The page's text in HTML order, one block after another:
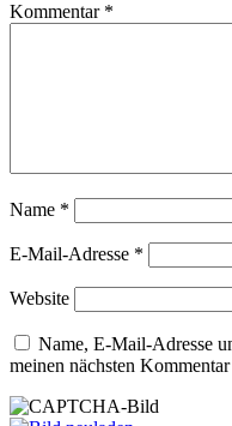
Kommentar *
Name *
E-Mail-Adresse *
Website
Name, E-Mail-Adresse
meinen nächsten